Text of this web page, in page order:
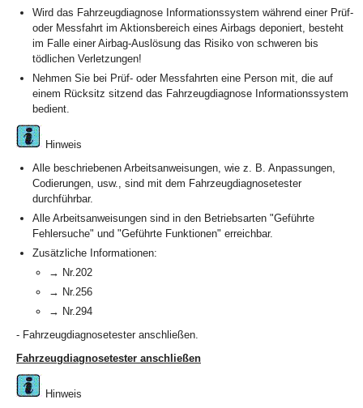
Wird das Fahrzeugdiagnose Informationssystem während einer Prüf-
oder Messfahrt im Aktionsbereich eines Airbags deponiert, besteht
im Falle einer Airbag-Auslösung das Risiko von schweren bis
tödlichen Verletzungen!
Nehmen Sie bei Prüf- oder Messfahrten eine Person mit, die auf
einem Rücksitz sitzend das Fahrzeugdiagnose Informationssystem
bedient.
Hinweis
Alle beschriebenen Arbeitsanweisungen, wie z. B. Anpassungen,
Codierungen, usw., sind mit dem Fahrzeugdiagnosetester
durchführbar.
Alle Arbeitsanweisungen sind in den Betriebsarten "Geführte
Fehlersuche" und "Geführte Funktionen" erreichbar.
Zusätzliche Informationen:
→ Nr.202
→ Nr.256
→ Nr.294
- Fahrzeugdiagnosetester anschließen.
Fahrzeugdiagnosetester anschließen
Hinweis